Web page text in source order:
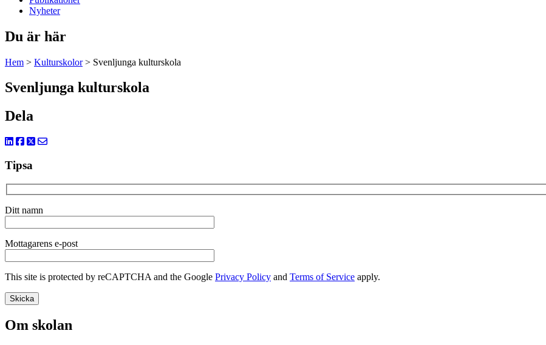
Nyheter
Du är här
Hem > Kulturskolor> Svenljunga kulturskola
Svenljunga kulturskola
Dela
Tipsa
Ditt namn
Mottagarens e-post
This site is protected by reCAPTCHA and the Google Privacy Policy and Terms of Service apply.
Om skolan